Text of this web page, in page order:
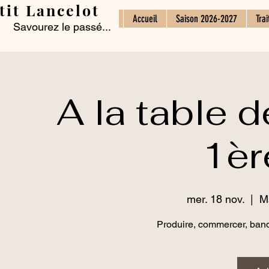
Lancelot
Savourez le passé...
Accueil Saison 2026-2027
A la table
mer. 18 nov.
Produire, commercer,